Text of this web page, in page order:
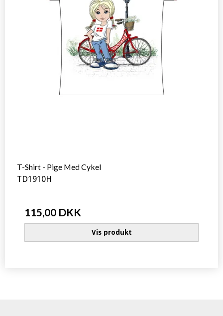
T-Shirt - Pige Med Cykel
TD1910H
115,00 DKK
Vis produkt